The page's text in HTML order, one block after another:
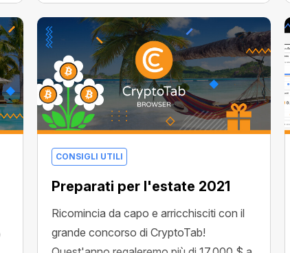
nel tempo. Approfitta della nostra migliore
offerta: diventa un professionista a un
prezzo record.
CONSIGLI UTILI
Preparati per l'estate 2021
Ricomincia da capo e arricchisciti con il
grande concorso di CryptoTab!